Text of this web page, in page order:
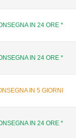
IN 24 ORE *
IN 24 ORE *
IN 5 GIORNI
IN 24 ORE *